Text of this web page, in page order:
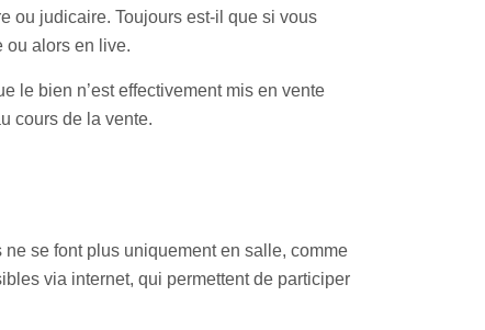
ou judicaire. Toujours est-il que si vous
ou alors en live.
le bien n’est effectivement mis en vente
cours de la vente.
se font plus uniquement en salle, comme
via internet, qui permettent de participer